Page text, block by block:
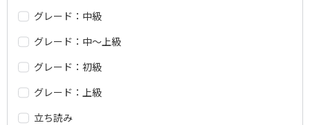
グレード：中級
グレード：中～上級
グレード：初級
グレード：上級
立ち読み